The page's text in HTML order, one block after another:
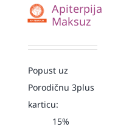
Apiterpija
Maksuz
Popust uz
Porodičnu 3plus
karticu:
15%